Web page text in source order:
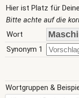
Hier ist Platz für
Bitte achte auf die
Wort
Synonym 1
Wortgruppen &